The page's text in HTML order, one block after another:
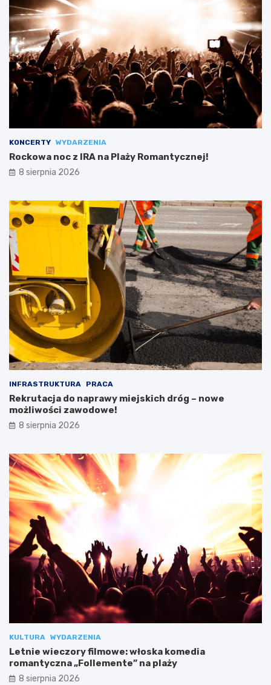
KONCERTY WYDARZENIA
Rockowa noc z IRA na Plaży Romantycznej!
8 sierpnia 2026
INFRASTRUKTURA PRACA
Rekrutacja do naprawy miejskich dróg – nowe
możliwości zawodowe!
8 sierpnia 2026
KULTURA WYDARZENIA
Letnie wieczory filmowe: włoska komedia
romantyczna „Follemente” na plaży
8 sierpnia 2026